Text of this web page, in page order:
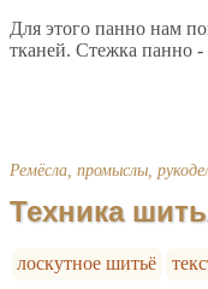
Для этого панно нам
тканей. Стежка панно
Ремёсла, промыслы,
Техника
лоскутное шитьё